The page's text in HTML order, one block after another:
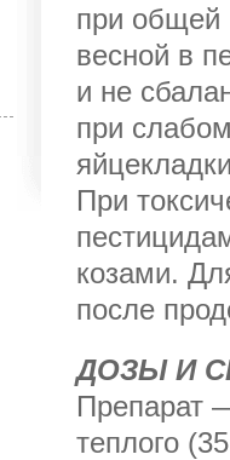
при об­щей
весной в
и не
при
При
козами.
после
ДОЗЫ И
Препарат
теплого